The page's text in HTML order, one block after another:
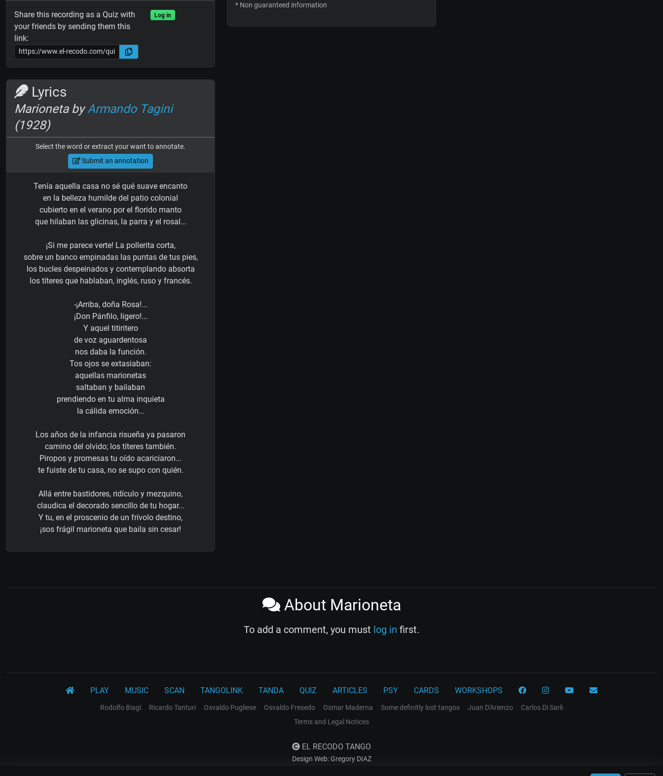
Share this recording as a Quiz with
your friends by sending them this
link:
Log in
Lyrics
Marioneta byArmando Tagini
(1928)
Select the word or extract your want to annotate.
Submit an annotation
Tenía aquella casa no sé qué suave encanto
en la belleza humilde del patio colonial
cubierto en el verano por el florido manto
que hilaban las glicinas, la parra y el rosal...
¡Si me parece verte! La pollerita corta,
sobre un banco empinadas las puntas de tus pies,
los bucles despeinados y contemplando absorta
los títeres que hablaban, inglés, ruso y francés.
-¡Arriba, doña Rosa!...
¡Don Pánfilo, ligero!...
Y aquel titiritero
de voz aguardentosa
nos daba la función.
Tos ojos se extasiaban:
aquellas marionetas
saltaban y bailaban
prendiendo en tu alma inquieta
la cálida emoción...
Los años de la infancia risueña ya pasaron
camino del olvido; los títeres también.
Piropos y promesas tu oído acariciaron...
te fuiste de tu casa, no se supo con quién.
Allá entre bastidores, ridículo y mezquino,
claudica el decorado sencillo de tu hogar...
Y tu, en el proscenio de un frívolo destino,
¡sos frágil marioneta que baila sin cesar!
* Non guaranteed information
About Marioneta
To add a comment, you must log in first.
PLAY MUSIC SCAN TANGOLINK TANDA QUIZ ARTICLES PSY CARDS WORKSHOPS
Rodolfo Biagi Ricardo Tanturi Osvaldo Pugliese Osvaldo Fresedo Osmar Maderna Some definitly lost tangos Juan D'Arienzo
Carlos Di Sarli
Terms and Legal Notices
EL RECODO TANGO
Design Web: Gregory DIAZ